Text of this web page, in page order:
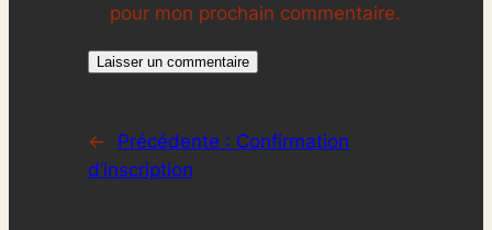
pour mon prochain commentaire.
← Précédente : Confirmation
d’inscription